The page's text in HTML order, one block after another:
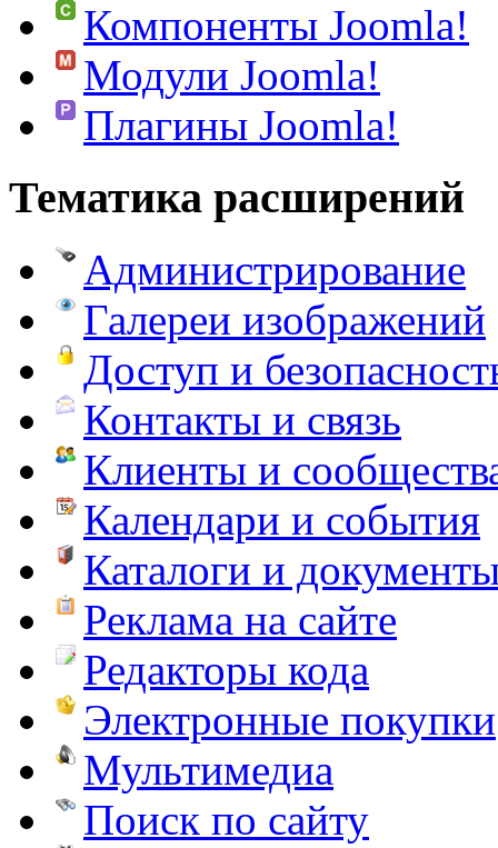
Компоненты Joomla!
Модули Joomla!
Плагины Joomla!
Тематика расширений
Администрирование
Галереи изображений
Доступ и
Контакты и связь
Клиенты и
Календари и события
Каталоги и
Реклама на сайте
Редакторы кода
Электронные покупки
Мультимедиа
Поиск по сайту